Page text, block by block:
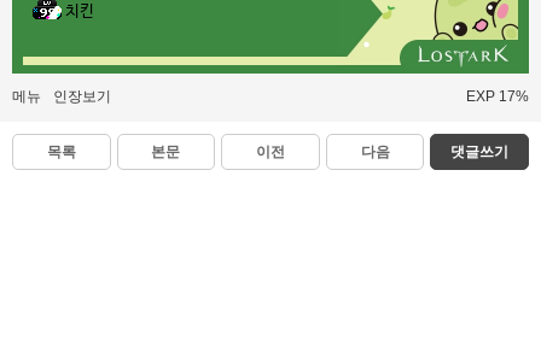
치킨
메뉴 인장보기 EXP 17%
목록 본문 이전 다음 댓글쓰기